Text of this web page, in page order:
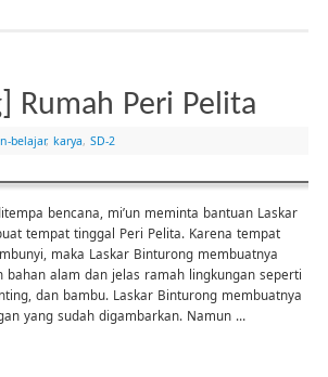
Rumah Peri Pelita
belajar, karya, SD-2
bencana, mi’un meminta bantuan Laskar
tempat tinggal Peri Pelita. Karena tempat
maka Laskar Binturong membuatnya
bahan alam dan jelas ramah lingkungan seperti
dan bambu. Laskar Binturong membuatnya
yang sudah digambarkan. Namun …